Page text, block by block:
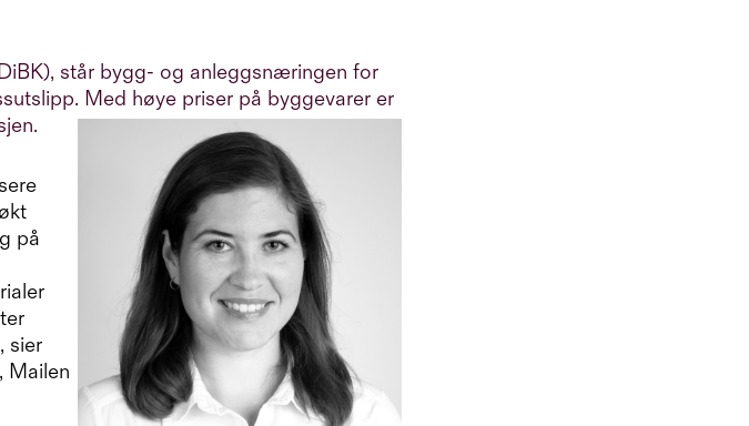
står bygg- og anleggsnæringen for
Med høye priser på byggevarer er
på
sier
Mailen